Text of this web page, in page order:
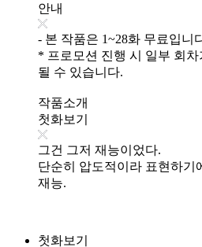
안내
- 본 작품은 1~28화 무료입니
* 프로모션 진행 시 일부 회
될 수 있습니다.
작품소개
첫화보기
그건 그저 재능이었다.
단순히 압도적이라 표현하기
재능.
첫화보기